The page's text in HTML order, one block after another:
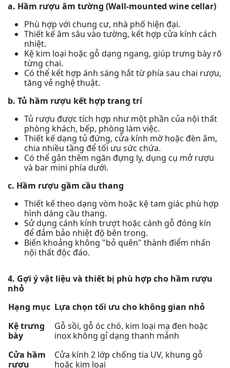
a. Hầm rượu âm tường (Wall-mounted wine cellar)
Phù hợp với chung cư, nhà phố hiện đại.
Thiết kế âm sâu vào tường, kết hợp cửa kính cách
nhiệt.
Kệ kim loại hoặc gỗ dạng ngang, giúp trưng bày rõ
từng chai.
Có thể kết hợp ánh sáng hắt từ phía sau chai rượu,
tăng vẻ nghệ thuật.
b. Tủ hầm rượu kết hợp trang trí
Tủ rượu được tích hợp như một phần của nội thất
phòng khách, bếp, phòng làm việc.
Thiết kế dạng tủ đứng, cửa kính mờ hoặc đèn âm,
chia nhiều tầng để tối ưu sức chứa.
Có thể gắn thêm ngăn đựng ly, dụng cụ mở rượu
và bar mini phía dưới.
c. Hầm rượu gầm cầu thang
Thiết kế theo dạng vòm hoặc kệ tam giác phù hợp
hình dáng cầu thang.
Sử dụng cánh kính trượt hoặc cánh gỗ đóng kín
để đảm bảo nhiệt độ bên trong.
Biến khoảng không "bỏ quên" thành điểm nhấn
nội thất độc đáo.
4. Gợi ý vật liệu và thiết bị phù hợp cho hầm rượu
nhỏ
Hạng mục Lựa chọn tối ưu cho không gian nhỏ
Kệ trưng
bày
Gỗ sồi, gỗ óc chó, kim loại mạ đen hoặc
inox không gỉ dạng thanh mảnh
Cửa hầm
rượu
Cửa kính 2 lớp chống tia UV, khung gỗ
hoặc kim loại